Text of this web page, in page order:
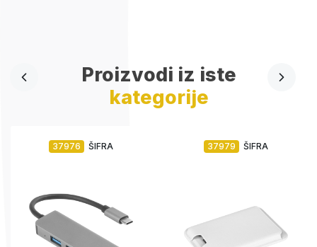
Proizvodi iz iste
kategorije
ŠIFRA
37976 ŠIFRA
37979